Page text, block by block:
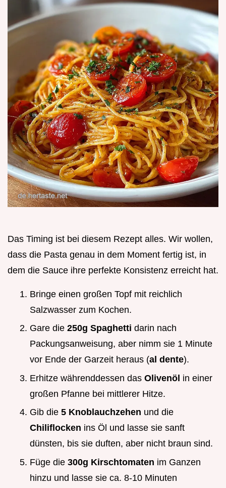
Das Timing ist bei diesem Rezept alles. Wir wollen,
dass die Pasta genau in dem Moment fertig ist, in
dem die Sauce ihre perfekte Konsistenz erreicht hat.
Bringe einen großen Topf mit reichlich
Salzwasser zum Kochen.
Gare die 250g Spaghetti darin nach
Packungsanweisung, aber nimm sie 1 Minute
vor Ende der Garzeit heraus (al dente).
Erhitze währenddessen das Olivenöl in einer
großen Pfanne bei mittlerer Hitze.
Gib die 5 Knoblauchzehen und die
Chiliflocken ins Öl und lasse sie sanft
dünsten, bis sie duften, aber nicht braun sind.
Füge die 300g Kirschtomaten im Ganzen
hinzu und lasse sie ca. 8-10 Minuten